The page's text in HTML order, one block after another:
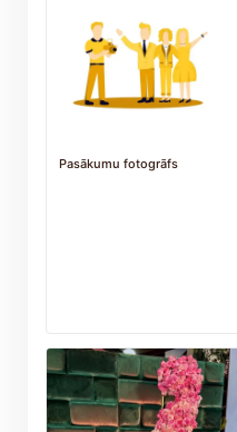
Pasākumu fotogrāfs